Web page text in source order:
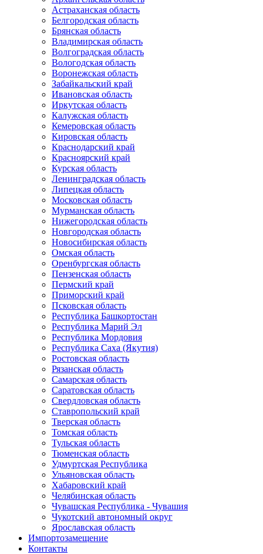
Астраханская область
Белгородская область
Брянская область
Владимирская область
Волгоградская область
Вологодская область
Воронежская область
Забайкальский край
Ивановская область
Иркутская область
Калужская область
Кемеровская область
Кировская область
Краснодарский край
Красноярский край
Курская область
Ленинградская область
Липецкая область
Московская область
Мурманская область
Нижегородская область
Новгородская область
Новосибирская область
Омская область
Оренбургская область
Пензенская область
Пермский край
Приморский край
Псковская область
Республика Башкортостан
Республика Марий Эл
Республика Мордовия
Республика Саха (Якутия)
Ростовская область
Рязанская область
Самарская область
Саратовская область
Свердловская область
Ставропольский край
Тверская область
Томская область
Тульская область
Тюменская область
Удмуртская Республика
Ульяновская область
Хабаровский край
Челябинская область
Чувашская Республика - Чувашия
Чукотский автономный округ
Ярославская область
Импортозамещение
Контакты